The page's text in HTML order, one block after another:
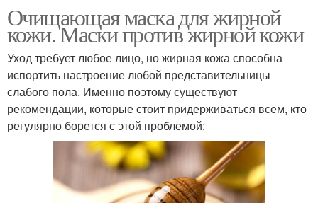
Очищающая маска для жирной
кожи. Маски против жирной кожи
Уход требует любое лицо, но жирная кожа способна
испортить настроение любой представительницы
слабого пола. Именно поэтому существуют
рекомендации, которые стоит придерживаться всем, кто
регулярно борется с этой проблемой: